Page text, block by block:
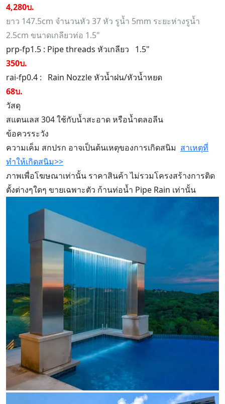
4,280บ.
ยาว 147.5cm จำนวนหัว 37 หัว รูน้ำ 5mm ระยะห่างรูน้ำ
2.5cm ขนาดเกลียวท่อ 1.5"
prp-fp1.5 : Pipe threads หัวเกลียว 1.5"
350บ.
rai-fp0.4 : Rain Nozzle หัวน้ำฝน/หัวน้ำหยด
68บ.
วัสดุ
สแตนเลส 304 ใช้กับน้ำสะอาด หรือน้ำตลอลีน
ข้อควรระวัง
ความเค็ม สกปรก อาจเป็นต้นเหตุของการเกิดสนิม สาเหตุที่
ทำให้เกิดสนิม>>
ภาพเพื่อโฆษณาเท่านั้น ราคาสินค้า ไม่รวมโครงสร้างการติด
ตั้งต่างๆใดๆ ขายเฉพาะตัว ก้านท่อน้ำ Pipe Rain เท่านั้น